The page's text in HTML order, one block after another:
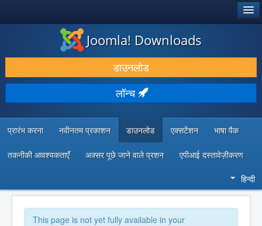
डाउनलोड करें और बढ़ाएं
खोजें और जानें
सामुदायिक समर्थन
डेवलपर संसाधन
Joomla! Downloads
डाउनलोड
लॉन्च
प्रारंभ करना नवीनतम प्रकाशन डाउनलोड एक्सटेंशन भाषा पैक
तकनीकी आवश्यकताएँ अक्सर पूछे जाने वाले प्रशन एपीआई दस्तावेज़ीकरण
हिन्दी
This page is not yet fully available in your